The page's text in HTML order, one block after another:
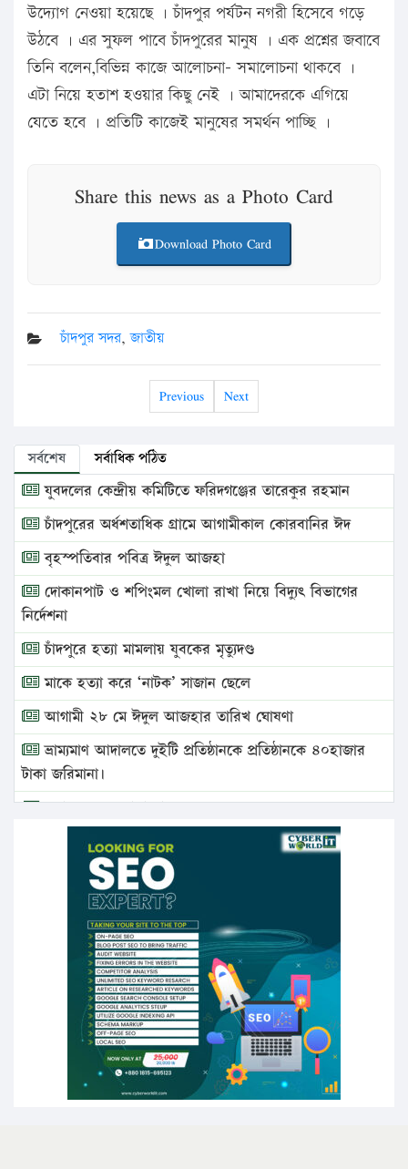
উদ্যোগ নেওয়া হয়েছে । চাঁদপুর পর্যটন নগরী হিসেবে গড়ে
উঠবে । এর সুফল পাবে চাঁদপুরের মানুষ । এক প্রশ্নের জবাবে
তিনি বলেন,বিভিন্ন কাজে আলোচনা- সমালোচনা থাকবে ।
এটা নিয়ে হতাশ হওয়ার কিছু নেই । আমাদেরকে এগিয়ে
যেতে হবে । প্রতিটি কাজেই মানুষের সমর্থন পাচ্ছি ।
Share this news as a Photo Card
Download Photo Card
চাঁদপুর সদর,জাতীয়
Previous Next
সর্বশেষ সর্বাধিক পঠিত
যুবদলের কেন্দ্রীয় কমিটিতে ফরিদগঞ্জের তারেকুর রহমান
চাঁদপুরের অর্ধশতাধিক গ্রামে আগামীকাল কোরবানির ঈদ
বৃহস্পতিবার পবিত্র ঈদুল আজহা
দোকানপাট ও শপিংমল খোলা রাখা নিয়ে বিদ্যুৎ বিভাগের
নির্দেশনা
চাঁদপুরে হত্যা মামলায় যুবকের মৃত্যুদণ্ড
মাকে হত্যা করে ‘নাটক’ সাজান ছেলে
আগামী ২৮ মে ঈদুল আজহার তারিখ ঘোষণা
ভ্রাম্যমাণ আদালতে দুইটি প্রতিষ্ঠানকে প্রতিষ্ঠানকে ৪০হাজার
টাকা জরিমানা।
এবার লঞ্চের ভাড়া বাড়ল
১৭ থেকে ২১ শতাংশ বিদ্যুতের দাম বাড়ানোর প্রস্তাব পিডিবির
১৬ মে চাঁদপুর ও ২৫ মে ফেনী সফরে যাবেন প্রধানমন্ত্রী
উচ্চশিক্ষায় গৌরবময় অর্জন: পূর্ণ স্কলারশিপে যুক্তরাষ্ট্রে
পিএইচডি করছেন কুয়েটের কৃতি…
সারা দেশে বজ্রাঘাতে ১৪ জনের প্রাণহানি
কঠোর হচ্ছে এসএসসি ও এইচএসসি পরীক্ষা
ফরিদগঞ্জে আগুনে পুড়লো ৬ ব্যবসা প্রতিষ্ঠান